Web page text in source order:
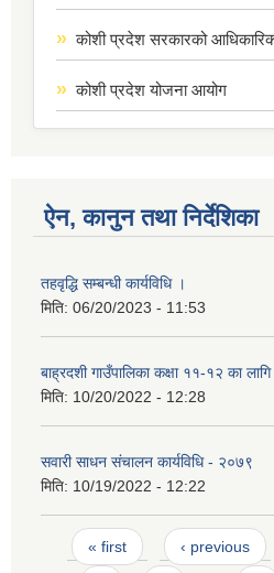
कोशी प्रदेश सरकारको आधिकारिक
कोशी प्रदेश योजना आयोग
ऐन, कानुन तथा निर्देशिका
तहवृद्धि सम्बन्धी कार्यविधि ।
मिति: 06/20/2023 - 11:53
बाह्रदशी गाउँपालिका कक्षा ११-१२ का
मिति: 10/20/2022 - 12:28
सवारी साधन संचालन कार्यविधि - २०७९
मिति: 10/19/2022 - 12:22
Pages
« first ‹ previous